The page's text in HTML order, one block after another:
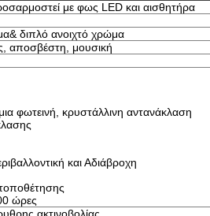
με φως LED και αισθητήρα
διπλό ανοιχτό χρώμα
αποσβέστη, μουσική
φωτεινή, κρυστάλλινη αντανάκλαση
και Αδιάβροχη
ώρες